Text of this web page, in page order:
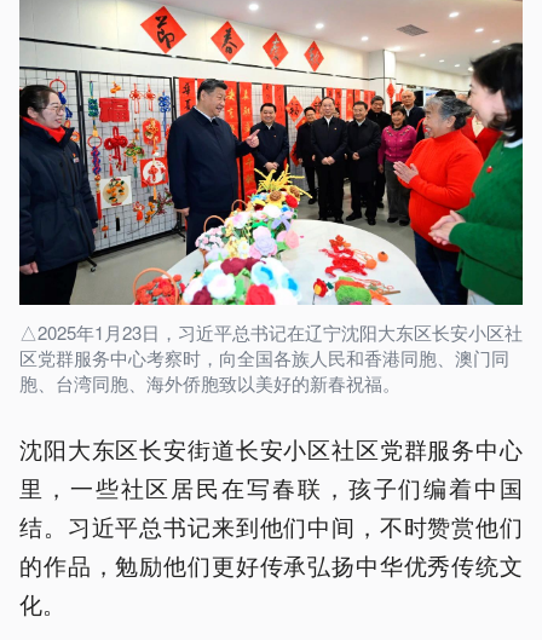
△2025年1月23日，习近平总书记在辽宁沈阳大东区长安小区社
区党群服务中心考察时，向全国各族人民和香港同胞、澳门同
胞、台湾同胞、海外侨胞致以美好的新春祝福。
沈阳大东区长安街道长安小区社区党群服务中心
里，一些社区居民在写春联，孩子们编着中国
结。习近平总书记来到他们中间，不时赞赏他们
的作品，勉励他们更好传承弘扬中华优秀传统文
化。